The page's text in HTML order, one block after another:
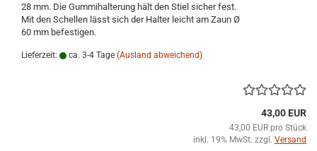
28 mm. Die Gummihalterung hält den Stiel sicher fest.
Mit den Schellen lässt sich der Halter leicht am Zaun Ø
60 mm befestigen.
Lieferzeit: ca. 3-4 Tage (Ausland abweichend)
43,00 EUR
43,00 EUR pro Stück
inkl. 19% MwSt. zzgl. Versand